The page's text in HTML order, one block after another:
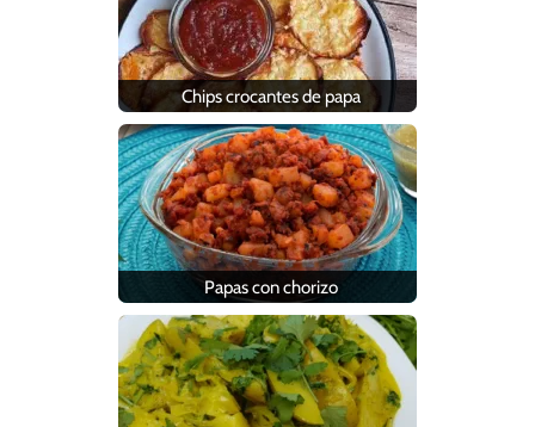
Chips crocantes de papa
Papas con chorizo